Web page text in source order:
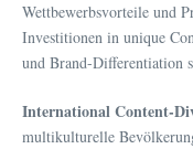
Wettbewerbsvorteile und
Investitionen in unique
und Brand-Differentiation
International Content-
multikulturelle